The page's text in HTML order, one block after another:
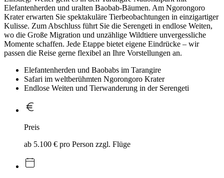
Elefantenherden und uralten Baobab-Bäumen. Am Ngorongoro
Krater erwarten Sie spektakuläre Tierbeobachtungen in einzigartiger
Kulisse. Zum Abschluss führt Sie die Serengeti in endlose Weiten,
wo die Große Migration und unzählige Wildtiere unvergessliche
Momente schaffen. Jede Etappe bietet eigene Eindrücke – wir
passen die Reise gerne flexibel an Ihre Vorstellungen an.
Elefantenherden und Baobabs im Tarangire
Safari im weltberühmten Ngorongoro Krater
Endlose Weiten und Tierwanderung in der Serengeti
Preis
ab 5.100 € pro Person zzgl. Flüge